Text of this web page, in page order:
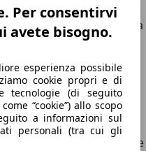
Per consentirvi
avete bisogno.
esperienza possibile
cookie propri e di
tecnologie (di seguito
“cookie”) allo scopo
a informazioni sul
personali (tra cui gli
e il sistema di quattro
molto più agile e rapida
come lo sterzo e i
confortevole che,
in una sportiva a
A livello meccanico, la
MSB del Gruppo
Bentley Continental GT, e